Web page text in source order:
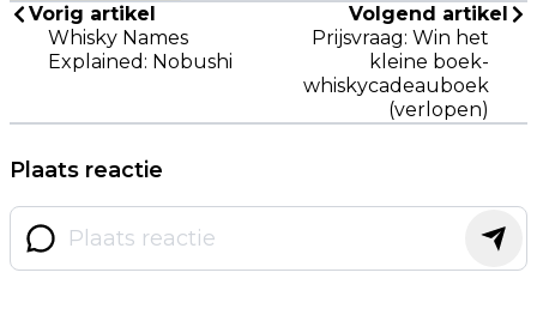
Vorig artikel
Whisky Names
Explained: Nobushi
Volgend artikel
Prijsvraag: Win het
kleine boek-
whiskycadeauboek
(verlopen)
Plaats reactie